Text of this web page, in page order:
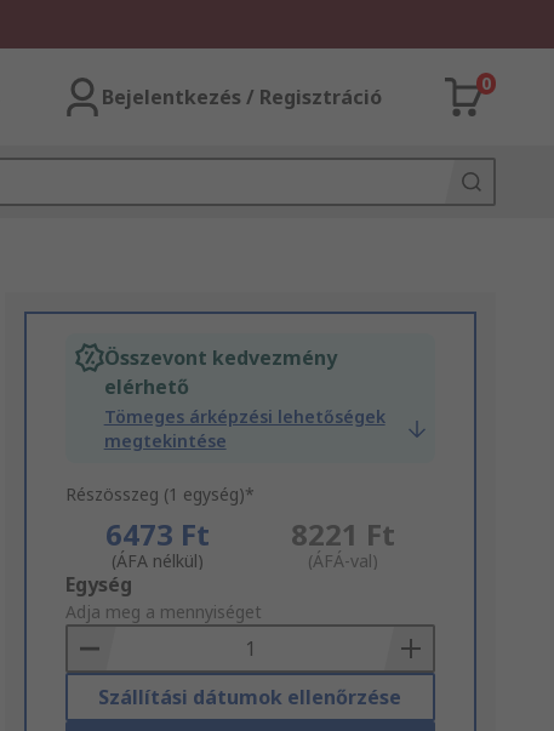
Bejelentkezés / Regisztráció
0
Összevont kedvezmény
elérhető
Tömeges árképzési lehetőségek
megtekintése
Részösszeg (1 egység)*
6473 Ft
(ÁFA nélkül)
8221 Ft
(ÁFÁ-val)
Add
to
Basket
Egység
Adja meg a mennyiséget
Szállítási dátumok ellenőrzése